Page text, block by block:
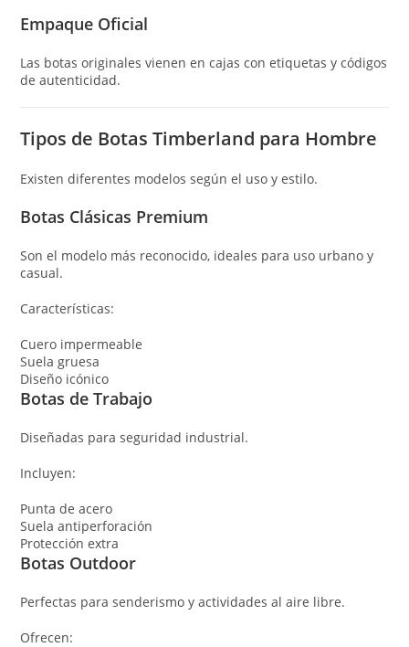
Empaque Oficial
Las botas originales vienen en cajas con etiquetas y códigos
de autenticidad.
Tipos de Botas Timberland para Hombre
Existen diferentes modelos según el uso y estilo.
Botas Clásicas Premium
Son el modelo más reconocido, ideales para uso urbano y
casual.
Características:
Cuero impermeable
Suela gruesa
Diseño icónico
Botas de Trabajo
Diseñadas para seguridad industrial.
Incluyen:
Punta de acero
Suela antiperforación
Protección extra
Botas Outdoor
Perfectas para senderismo y actividades al aire libre.
Ofrecen: